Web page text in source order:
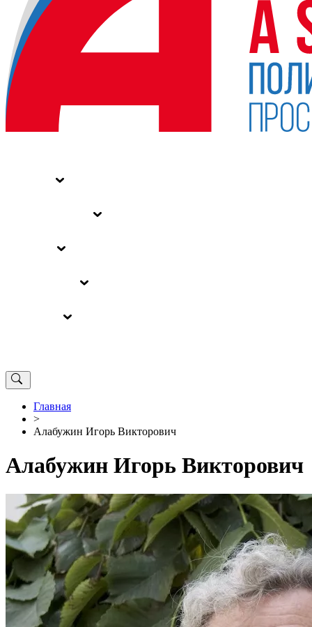
Главная
>
Алабужин Игорь Викторович
Алабужин Игорь Викторович